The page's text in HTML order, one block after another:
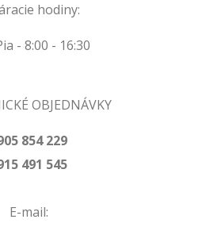
hodiny:
- 8:00 - 16:30
OBJEDNÁVKY
854 229
491 545
E-mail: